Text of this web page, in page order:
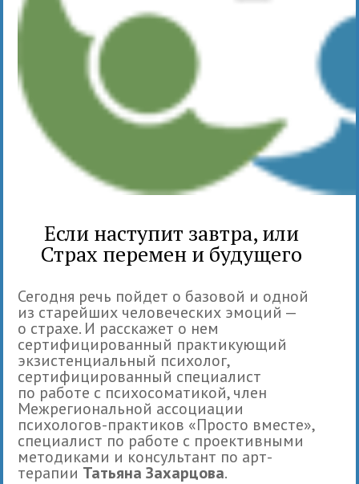
Если наступит завтра, или
Страх перемен и будущего
Сегодня речь пойдет о базовой и одной
из старейших человеческих эмоций —
о страхе. И расскажет о нем
сертифицированный практикующий
экзистенциальный психолог,
сертифицированный специалист
по работе с психосоматикой, член
Межрегиональной ассоциации
психологов-практиков «Просто вместе»,
специалист по работе с проективными
методиками и консультант по арт-
терапии Татьяна Захарцова.